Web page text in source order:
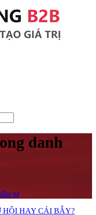
danh
tư